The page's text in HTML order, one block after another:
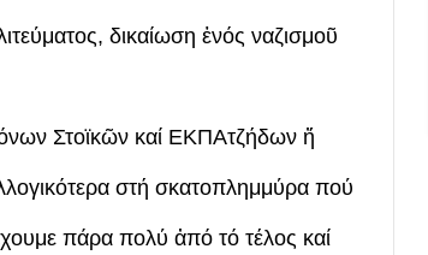
δικαίωση ἑνός ναζισμοῦ
Στοϊκῶν καί ΕΚΠΑτζήδων ἤ
στή σκατοπλημμύρα πού
πάρα πολύ ἀπό τό τέλος καί